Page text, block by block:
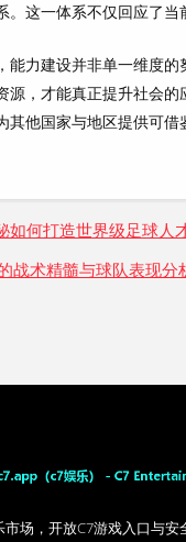
。这一体系不仅回应了当
能力建设并非单一维度
源，才能真正提升社会
其他国家与地区提供可借
如何打造世界级足球人
战术精髓与球队表现分
场，开放C7游戏入口与